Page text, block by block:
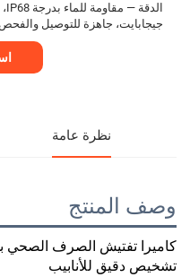
جيجابايت، جاهزة للتوصيل والفحص
نظرة عامة
وصف المنتج
تشخيص دقيق للأنابيب